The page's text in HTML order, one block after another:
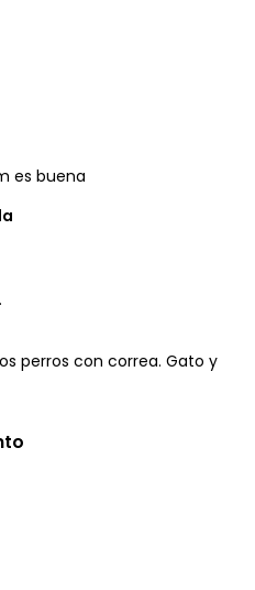
es buena
perros con correa. Gato y